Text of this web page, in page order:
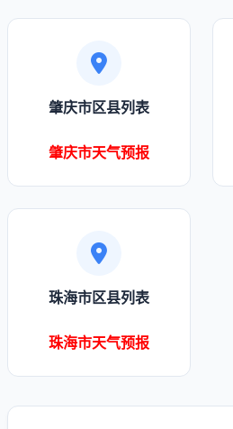
肇庆市区县列表
肇庆市天气预报
珠海市区县列表
珠海市天气预报